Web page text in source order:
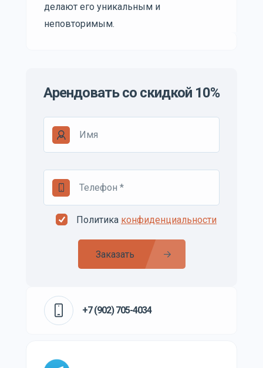
делают его уникальным и
неповторимым.
Арендовать со скидкой 10%
Политика конфиденциальности
Заказать
+7 (902) 705-4034